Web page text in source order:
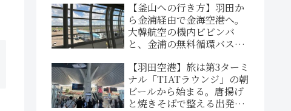
【釜山への行き方】羽田か
ら金浦経由で金海空港へ。
大韓航空の機内ビビンバ
と、金浦の無料循環バス乗
【羽田空港】旅は第3ターミ
ナル「TIATラウンジ」の朝
ビールから始まる。唐揚げ
と焼きそばで整える出発前